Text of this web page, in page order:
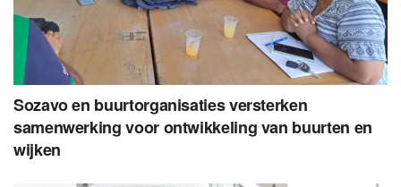
Sozavo en buurtorganisaties versterken
samenwerking voor ontwikkeling van buurten en
wijken